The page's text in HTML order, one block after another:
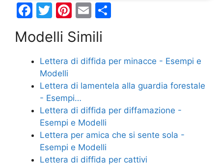
F
c
e
b
o
o
k
T
w
itt
er
Pi
nt
er
e
E
m
ai
l
di
di
Modelli Simili
Lettera di diffida per minacce - Esempi e
Modelli
Lettera di lamentela alla guardia forestale
- Esempi…
Lettera di diffida per diffamazione -
Esempi e Modelli
Lettera per amica che si sente sola -
Esempi e Modelli
Lettera di diffida per cattivi